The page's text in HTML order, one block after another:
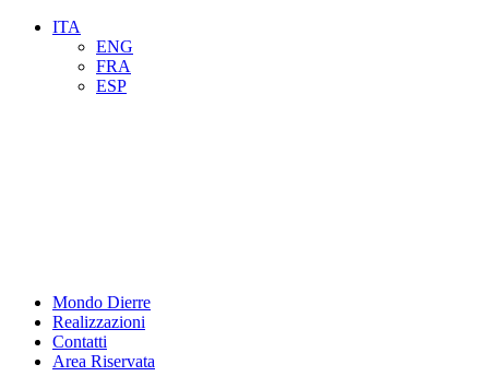
ITA
ENG
FRA
ESP
Mondo Dierre
Realizzazioni
Contatti
Area Riservata